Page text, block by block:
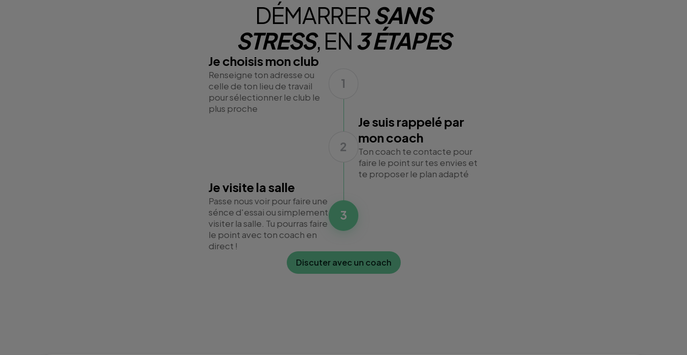
DÉMARRERSANS
STRESS, EN3 ÉTAPES
Je choisis mon club
Renseigne ton adresse ou
celle de ton lieu de travail
pour sélectionner le club le
plus proche
1
2
Je suis rappelé par
mon coach
Ton coach te contacte pour
faire le point sur tes envies et
te proposer le plan adapté
Je visite la salle
Passe nous voir pour faire une
sénce d'essai ou simplement
visiter la salle. Tu pourras faire
le point avec ton coach en
direct !
3
Discuter avec un coach